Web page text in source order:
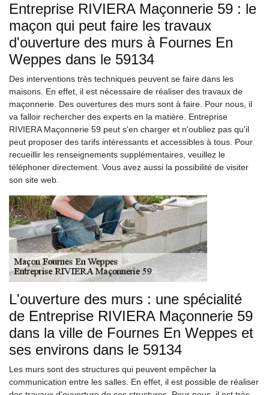
Entreprise RIVIERA Maçonnerie 59 : le
maçon qui peut faire les travaux
d'ouverture des murs à Fournes En
Weppes dans le 59134
Des interventions très techniques peuvent se faire dans les
maisons. En effet, il est nécessaire de réaliser des travaux de
maçonnerie. Des ouvertures des murs sont à faire. Pour nous, il
va falloir rechercher des experts en la matière. Entreprise
RIVIERA Maçonnerie 59 peut s'en charger et n'oubliez pas qu'il
peut proposer des tarifs intéressants et accessibles à tous. Pour
recueillir les renseignements supplémentaires, veuillez le
téléphoner directement. Vous avez aussi la possibilité de visiter
son site web.
L'ouverture des murs : une spécialité
de Entreprise RIVIERA Maçonnerie 59
dans la ville de Fournes En Weppes et
ses environs dans le 59134
Les murs sont des structures qui peuvent empêcher la
communication entre les salles. En effet, il est possible de réaliser